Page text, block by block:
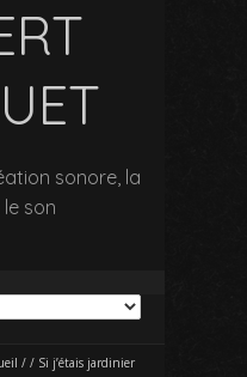
sonore, la
son
/ / Si j’étais jardinier